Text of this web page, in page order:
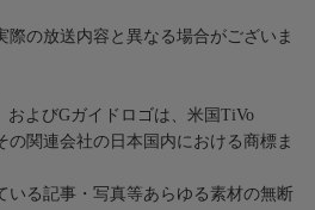
際の放送内容と異なる場合がございま
およびGガイドロゴは、米国TiVo
の関連会社の日本国内における商標ま
いる記事・写真等あらゆる素材の無断